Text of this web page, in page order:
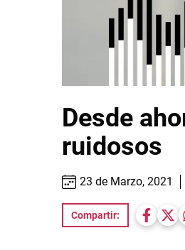
Desde
ruidosos
23 de Marzo, 2021
Compartir: